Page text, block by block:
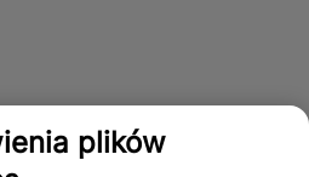
plików